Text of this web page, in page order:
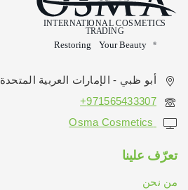
أبو ظبي - الإمارات العربية المتحدة
971565433307+
تعرّف علينا
من نحن